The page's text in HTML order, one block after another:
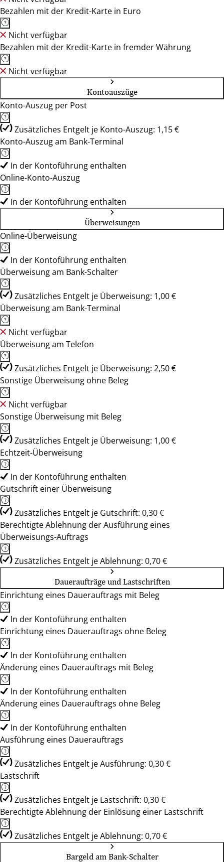
Bezahlen mit der Kredit-Karte in Euro
Nicht verfügbar
Bezahlen mit der Kredit-Karte in fremder Währung
Nicht verfügbar
Kontoauszüge
Konto-Auszug per Post
Zusätzliches Entgelt je Konto-Auszug: 1,15 €
Konto-Auszug am Bank-Terminal
In der Kontoführung enthalten
Online-Konto-Auszug
In der Kontoführung enthalten
Überweisungen
Online-Überweisung
In der Kontoführung enthalten
Überweisung am Bank-Schalter
Zusätzliches Entgelt je Überweisung: 1,00 €
Überweisung am Bank-Terminal
Nicht verfügbar
Überweisung am Telefon
Zusätzliches Entgelt je Überweisung: 2,50 €
Sonstige Überweisung ohne Beleg
Nicht verfügbar
Sonstige Überweisung mit Beleg
Zusätzliches Entgelt je Überweisung: 1,00 €
Echtzeit-Überweisung
In der Kontoführung enthalten
Gutschrift einer Überweisung
Zusätzliches Entgelt je Gutschrift: 0,30 €
Berechtigte Ablehnung der Ausführung eines
Überweisungs-Auftrags
Zusätzliches Entgelt je Ablehnung: 0,70 €
Daueraufträge und Lastschriften
Einrichtung eines Dauerauftrags mit Beleg
In der Kontoführung enthalten
Einrichtung eines Dauerauftrags ohne Beleg
In der Kontoführung enthalten
Änderung eines Dauerauftrags mit Beleg
In der Kontoführung enthalten
Änderung eines Dauerauftrags ohne Beleg
In der Kontoführung enthalten
Ausführung eines Dauerauftrags
Zusätzliches Entgelt je Ausführung: 0,30 €
Lastschrift
Zusätzliches Entgelt je Lastschrift: 0,30 €
Berechtigte Ablehnung der Einlösung einer Lastschrift
Zusätzliches Entgelt je Ablehnung: 0,70 €
Bargeld am Bank-Schalter